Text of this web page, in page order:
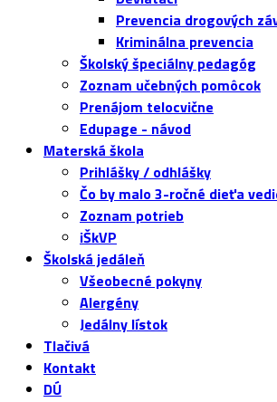
Prevencia drogových
Kriminálna prevencia
Školský špeciálny pedagóg
Zoznam učebných pomôcok
Prenájom telocvične
Edupage - návod
Materská škola
Prihlášky / odhlášky
Čo by malo 3-ročné dieťa
Zoznam potrieb
iŠkVP
Školská jedáleň
Všeobecné pokyny
Alergény
Jedálny lístok
Tlačivá
Kontakt
DÚ